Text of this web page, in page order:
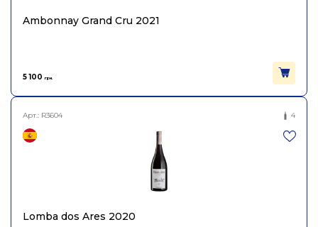
Ambonnay Grand Cru 2021
5 100 грн.
Арт.: R3604 4
Lomba dos Ares 2020